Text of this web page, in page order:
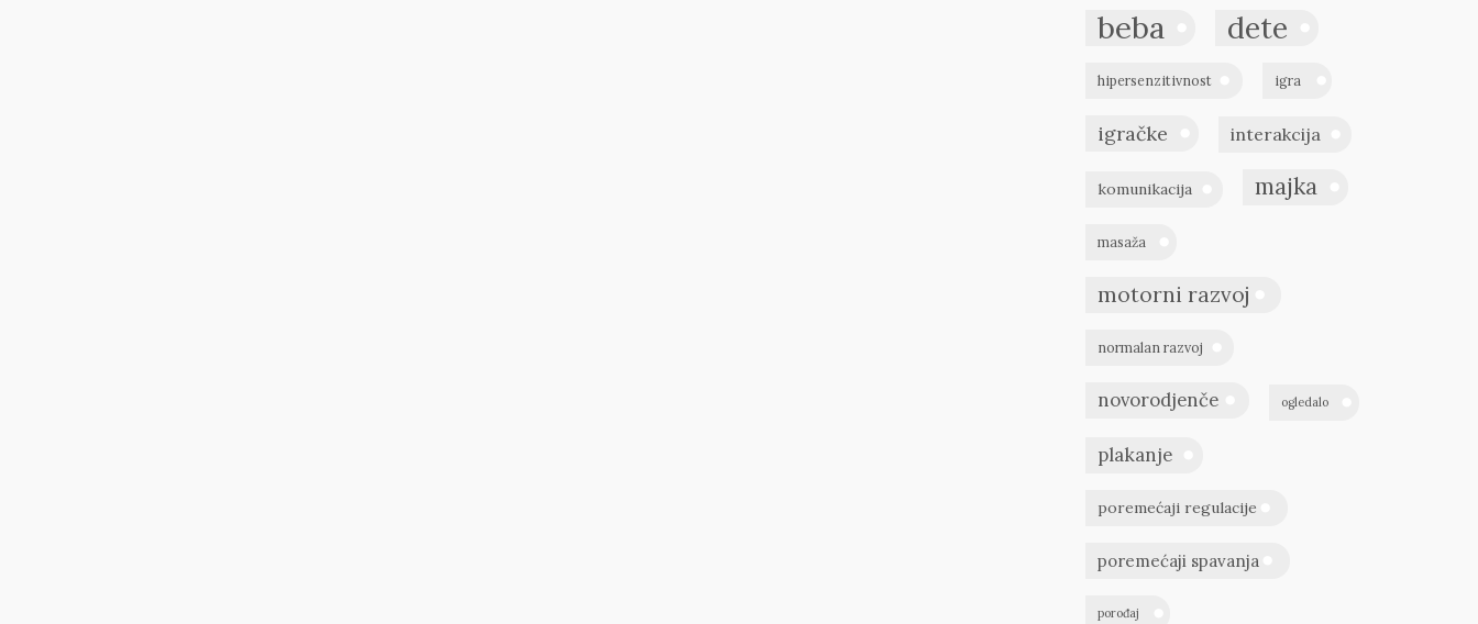
beba dete
hipersenzitivnost igra
igračke interakcija
komunikacija majka
masaža
motorni razvoj
normalan razvoj
novorodjenče ogledalo
plakanje
poremećaji regulacije
poremećaji spavanja
porođaj